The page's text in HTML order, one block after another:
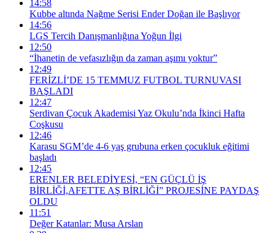
14:58
Kubbe altında Nağme Serisi Ender Doğan ile Başlıyor
14:56
LGS Tercih Danışmanlığına Yoğun İlgi
12:50
“İhanetin de vefasızlığın da zaman aşımı yoktur”
12:49
FERİZLİ’DE 15 TEMMUZ FUTBOL TURNUVASI
BAŞLADI
12:47
Serdivan Çocuk Akademisi Yaz Okulu’nda İkinci Hafta
Coşkusu
12:46
Karasu SGM’de 4-6 yaş grubuna erken çocukluk eğitimi
başladı
12:45
ERENLER BELEDİYESİ, “EN GÜÇLÜ İŞ
BİRLİĞİ,AFETTE AŞ BİRLİĞİ” PROJESİNE PAYDAŞ
OLDU
11:51
Değer Katanlar: Musa Arslan